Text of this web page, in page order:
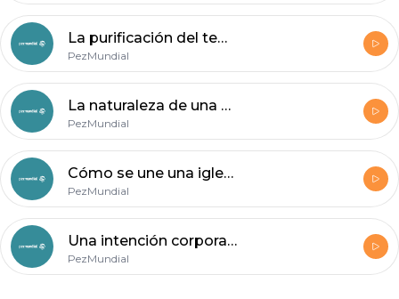
La purificación del templo
PezMundial
La naturaleza de una oveja
PezMundial
Cómo se une una iglesia
PezMundial
Una intención corporativa
PezMundial